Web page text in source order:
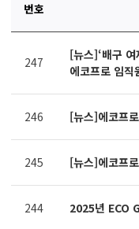
파일,
조회수,
작성일
제공표
번호
247
[뉴스]‘배구
에코프로 임직
246 [뉴스]에코프
245 [뉴스]에코프
244 2025년 ECO